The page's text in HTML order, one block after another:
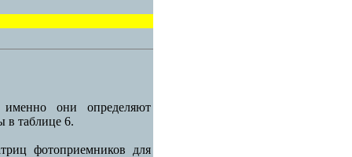
они определяют
в таблице 6.
фотоприемников для